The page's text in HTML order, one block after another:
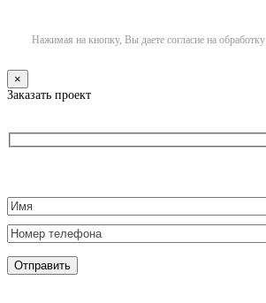
Нажимая на кнопку, Вы даете согласие на обработку
×
Заказать проект